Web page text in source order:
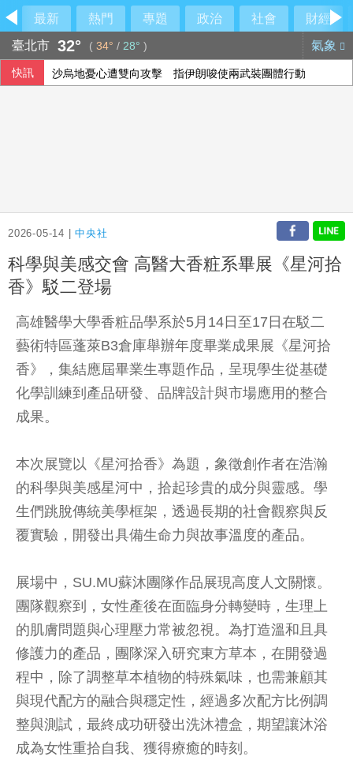
最新 熱門 專題 政治 社會
財經
臺北市 32° ( 34° / 28° ) 氣象
快訊 沙烏地憂心遭雙向攻擊 指伊朗唆使兩武裝團體行動
2026-05-14 |中央社
科學與美感交會 高醫大香粧系畢展《星河拾
香》駁二登場
高雄醫學大學香粧品學系於5月14日至17日在駁二
藝術特區蓬萊B3倉庫舉辦年度畢業成果展《星河拾
香》，集結應屆畢業生專題作品，呈現學生從基礎
化學訓練到產品研發、品牌設計與市場應用的整合
成果。
本次展覽以《星河拾香》為題，象徵創作者在浩瀚
的科學與美感星河中，拾起珍貴的成分與靈感。學
生們跳脫傳統美學框架，透過長期的社會觀察與反
覆實驗，開發出具備生命力與故事溫度的產品。
展場中，SU.MU蘇沐團隊作品展現高度人文關懷。
團隊觀察到，女性產後在面臨身分轉變時，生理上
的肌膚問題與心理壓力常被忽視。為打造溫和且具
修護力的產品，團隊深入研究東方草本，在開發過
程中，除了調整草本植物的特殊氣味，也需兼顧其
與現代配方的融合與穩定性，經過多次配方比例調
整與測試，最終成功研發出洗沐禮盒，期望讓沐浴
成為女性重拾自我、獲得療癒的時刻。